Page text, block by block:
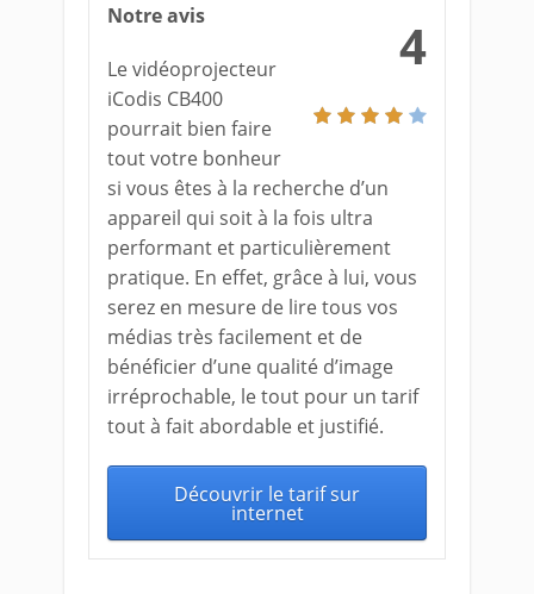
4
Notre avis
Le vidéoprojecteur
iCodis CB400
pourrait bien faire
tout votre bonheur
si vous êtes à la recherche d’un
appareil qui soit à la fois ultra
performant et particulièrement
pratique. En effet, grâce à lui, vous
serez en mesure de lire tous vos
médias très facilement et de
bénéficier d’une qualité d’image
irréprochable, le tout pour un tarif
tout à fait abordable et justifié.
Découvrir le tarif sur
internet